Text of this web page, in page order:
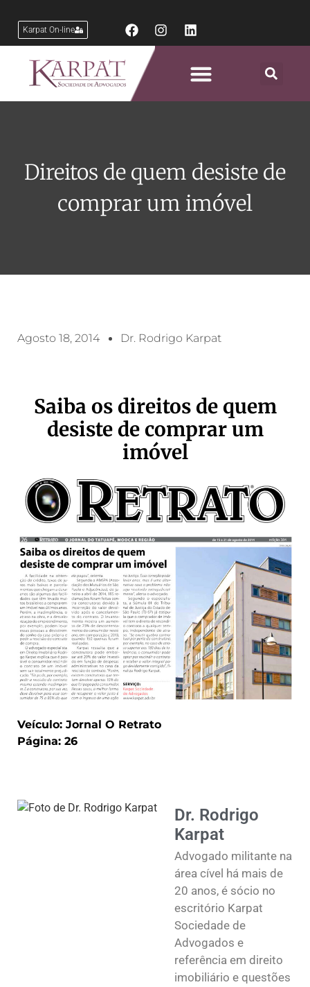
Karpat On-line
Direitos de quem desiste de
comprar um imóvel
Agosto 18, 2014 Dr. Rodrigo Karpat
Saiba os direitos de quem
desiste de comprar um
imóvel
Veículo: Jornal O Retrato
Página: 26
Dr. Rodrigo
Karpat
Advogado militante na
área cível há mais de
20 anos, é sócio no
escritório Karpat
Sociedade de
Advogados e
referência em direito
imobiliário e questões